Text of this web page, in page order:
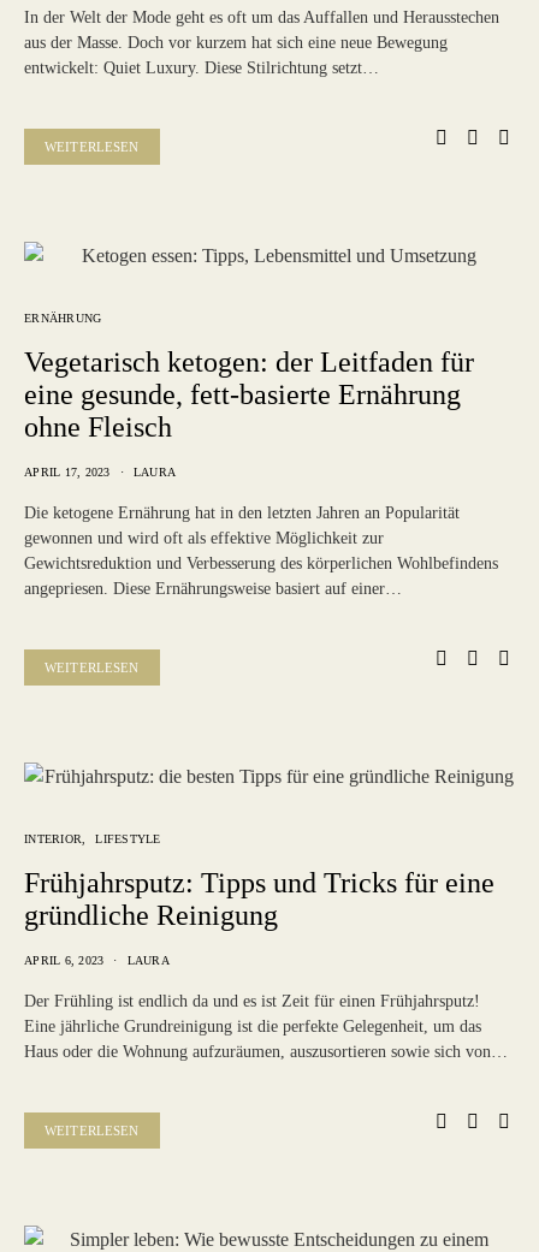
In der Welt der Mode geht es oft um das Auffallen und Herausstechen
aus der Masse. Doch vor kurzem hat sich eine neue Bewegung
entwickelt: Quiet Luxury. Diese Stilrichtung setzt…
WEITERLESEN
ERNÄHRUNG
Vegetarisch ketogen: der Leitfaden für
eine gesunde, fett-basierte Ernährung
ohne Fleisch
APRIL 17, 2023 LAURA
Die ketogene Ernährung hat in den letzten Jahren an Popularität
gewonnen und wird oft als effektive Möglichkeit zur
Gewichtsreduktion und Verbesserung des körperlichen Wohlbefindens
angepriesen. Diese Ernährungsweise basiert auf einer…
WEITERLESEN
INTERIOR LIFESTYLE
Frühjahrsputz: Tipps und Tricks für eine
gründliche Reinigung
APRIL 6, 2023 LAURA
Der Frühling ist endlich da und es ist Zeit für einen Frühjahrsputz!
Eine jährliche Grundreinigung ist die perfekte Gelegenheit, um das
Haus oder die Wohnung aufzuräumen, auszusortieren sowie sich von…
WEITERLESEN